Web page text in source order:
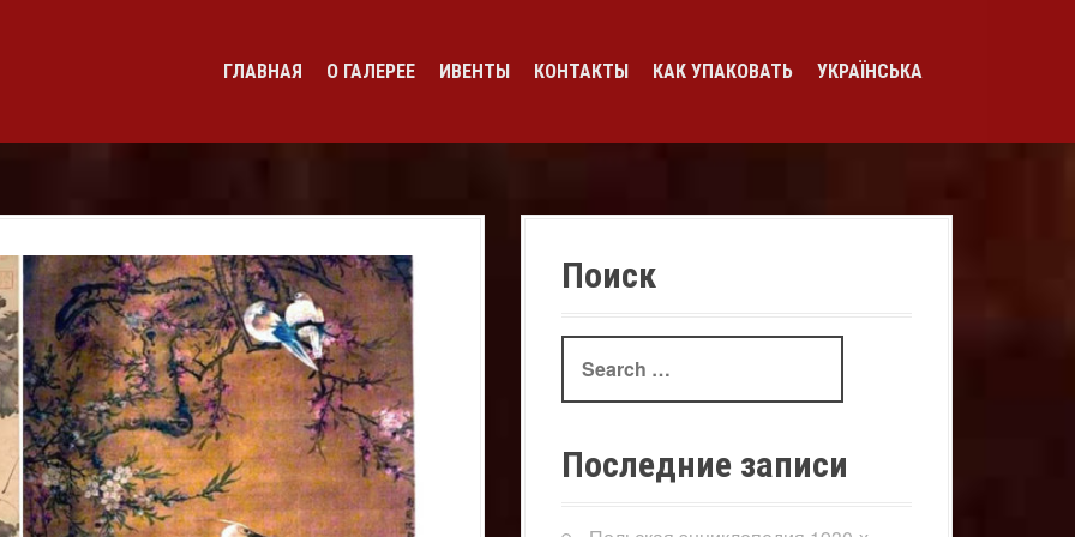
ГЛАВНАЯ О ГАЛЕРЕЕ ИВЕНТЫ КОНТАКТЫ КАК УПАКОВАТЬ УКРАЇНСЬКА
Поиск
Search
for:
Последние записи